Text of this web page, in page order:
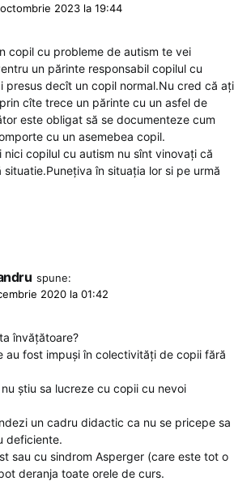
2023 la 19:44
copil cu probleme de autism te vei
un părinte responsabil copilul cu
presus decît un copil normal.Nu cred că ați
cîte trece un părinte cu un asfel de
este obligat să se documenteze cum
cu un asemebea copil.
nici copilul cu autism nu sînt vinovați că
în situația lor si pe urmă
spune:
2020 la 01:42
învățătoare?
au fost impuși în colectivități de copii fără
știu sa lucreze cu copii cu nevoi
un cadru didactic ca nu se pricepe sa
deficiente.
sau cu sindrom Asperger (care este tot o
deranja toate orele de curs.